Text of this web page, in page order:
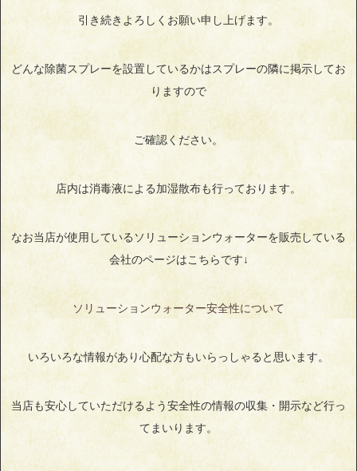
引き続きよろしくお願い申し上げます。
どんな除菌スプレーを設置しているかはスプレーの隣に掲示してお
りますので
ご確認ください。
店内は消毒液による加湿散布も行っております。
なお当店が使用しているソリューションウォーターを販売している
会社のページはこちらです↓
ソリューションウォーター安全性について
いろいろな情報があり心配な方もいらっしゃると思います。
当店も安心していただけるよう安全性の情報の収集・開示など行っ
てまいります。